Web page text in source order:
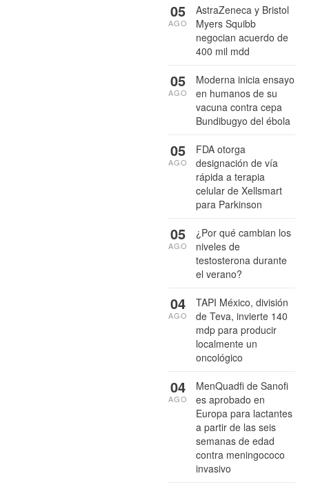
AstraZeneca y Bristol
Myers Squibb
negocian acuerdo de
400 mil mdd
05
AGO
Moderna inicia ensayo
en humanos de su
vacuna contra cepa
Bundibugyo del ébola
05
AGO
FDA otorga
designación de vía
rápida a terapia
celular de Xellsmart
para Parkinson
05
AGO
¿Por qué cambian los
niveles de
testosterona durante
el verano?
05
AGO
TAPI México, división
de Teva, invierte 140
mdp para producir
localmente un
oncológico
04
AGO
MenQuadfi de Sanofi
es aprobado en
Europa para lactantes
a partir de las seis
semanas de edad
contra meningococo
invasivo
04
AGO